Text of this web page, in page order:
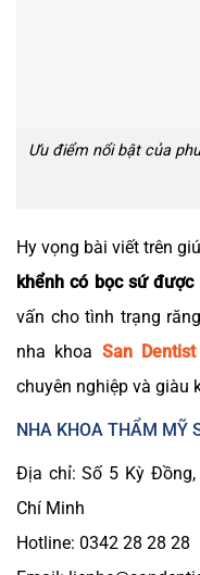
Ưu điểm nổi bật của
Hy vọng bài viết trên
khểnh có bọc sứ được
vấn cho tình trạng
nha khoa San Dentist
chuyên nghiệp và giàu
NHA KHOA THẨM MỸ
Địa chỉ: Số 5 Kỳ Đồng,
Chí Minh
Hotline: 0342 28 28 28